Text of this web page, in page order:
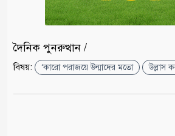
দৈনিক পুনরুত্থান /
বিষয়: ‘কারো পরাজয়ে উন্মাদের মতো উল্লাস